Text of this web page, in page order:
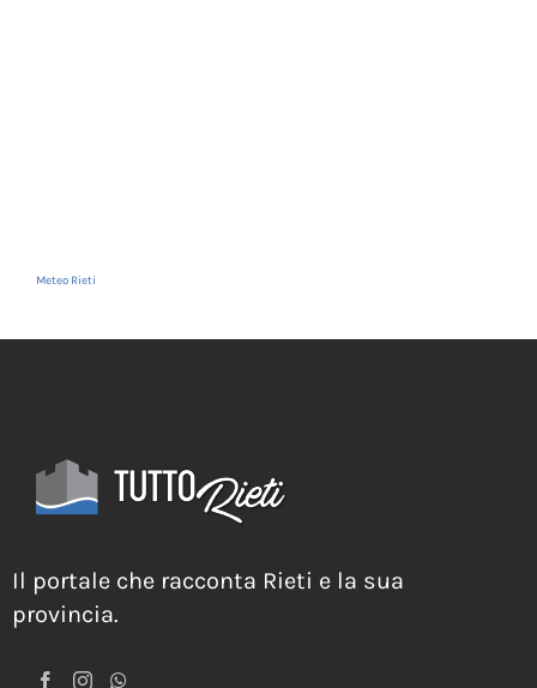
Meteo Rieti
Il portale che racconta Rieti e la sua
provincia.